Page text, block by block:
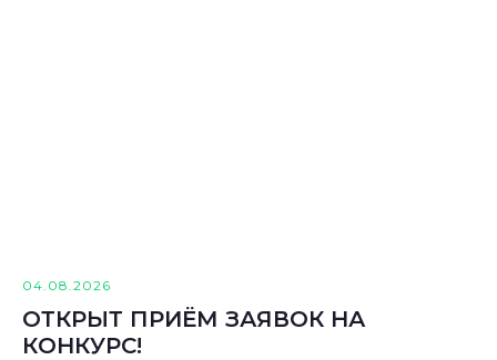
04.08.2026
ОТКРЫТ ПРИЁМ ЗАЯВОК НА
КОНКУРС!